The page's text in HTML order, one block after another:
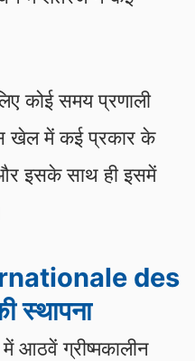
कोई समय प्रणाली
खेल में कई प्रकार के
इसके साथ ही इसमें
des
स्थापना
आठवें ग्रीष्मकालीन